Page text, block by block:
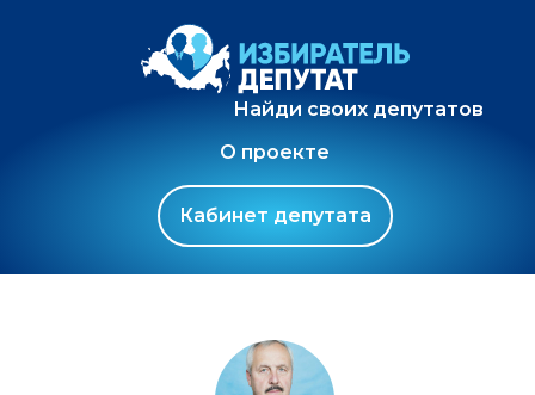
Найди своих депутатов
О проекте
Кабинет депутата